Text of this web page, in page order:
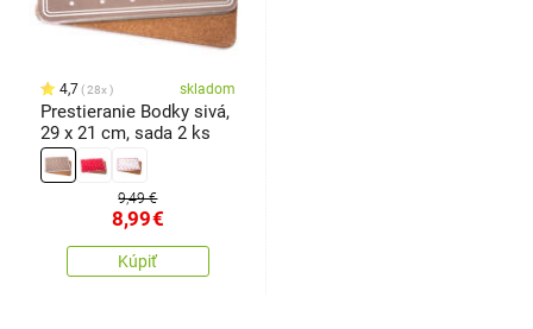
4,7 28x skladom
Prestieranie Bodky sivá,
29 x 21 cm, sada 2 ks
9,49 €
8,99€
Kúpiť